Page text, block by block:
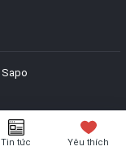
Sapo
Tin tức Yêu thích